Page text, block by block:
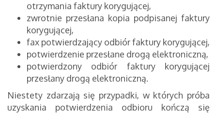
otrzymania faktury korygującej,
zwrotnie przesłana kopia podpisanej faktury
korygującej,
fax potwierdzający odbiór faktury korygującej,
potwierdzenie przesłane drogą elektroniczną,
potwierdzony odbiór faktury korygującej
przesłany drogą elektroniczną.
Niestety zdarzają się przypadki, w których próba
uzyskania potwierdzenia odbioru kończą się